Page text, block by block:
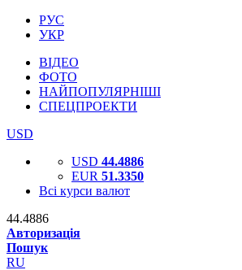
РУС
УКР
ВІДЕО
ФОТО
НАЙПОПУЛЯРНІШІ
СПЕЦПРОЕКТИ
USD
USD 44.4886
EUR 51.3350
Всі курси валют
44.4886
Авторизація
Пошук
RU